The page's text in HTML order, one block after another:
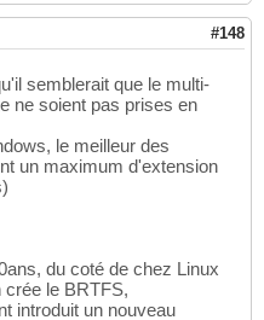
#148
semblerait que le multi-
ne soient pas prises en
le meilleur des
un maximum d'extension
du coté de chez Linux
crée le BRTFS,
introduit un nouveau